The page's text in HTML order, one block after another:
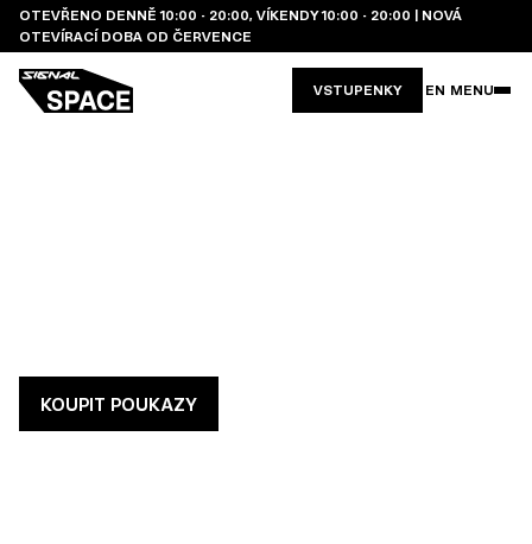
OTEVŘENO DENNĚ 10:00 - 20:00, VÍKENDY 10:00 - 20:00 | NOVÁ
OTEVÍRACÍ DOBA OD ČERVENCE
VSTUPENKY EN MENU
KOUPIT POUKAZY